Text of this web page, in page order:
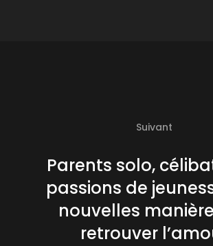
Suivant
Parents solo,
passions de
nouvelles
retrouver